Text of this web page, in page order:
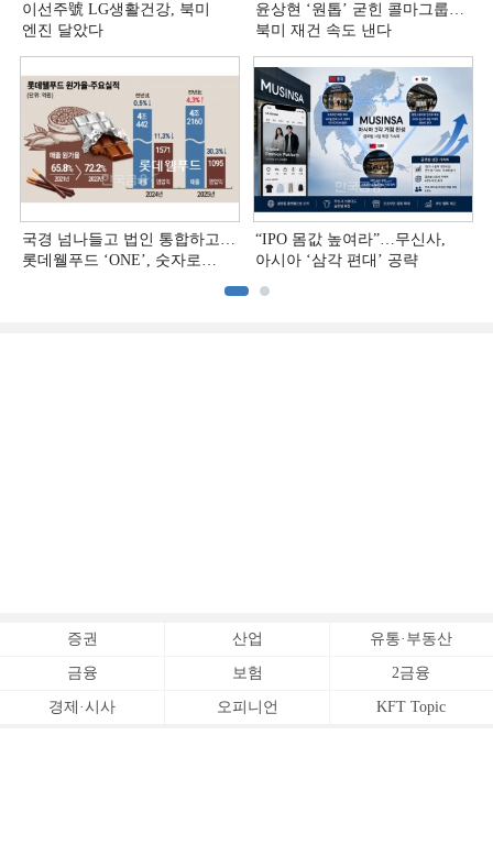
이선주號 LG생활건강, 북미
엔진 달았다
윤상현 ‘원톱ʼ 굳힌 콜마그룹…
북미 재건 속도 낸다
국경 넘나들고 법인 통합하고…
롯데웰푸드 ‘ONE’, 숫자로
“IPO 몸값 높여라”…무신사,
아시아 ‘삼각 편대’ 공략
증권 산업 유통·부동산
금융 보험 2금융
경제·시사 오피니언 KFT Topic